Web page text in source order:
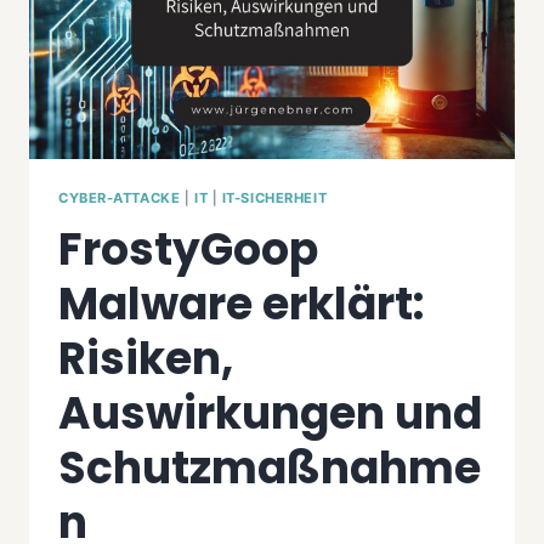
CYBER-ATTACKE IT IT-SICHERHEIT
FrostyGoop
Malware erklärt:
Risiken,
Auswirkungen und
Schutzmaßnahme
n